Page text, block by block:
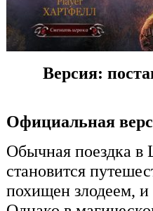
Версия:
Официальная
Обычная поездка в
становится
похищен злодеем, и